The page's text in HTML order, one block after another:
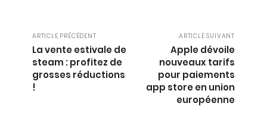
ARTICLE PRÉCÉDENT
La vente estivale de
steam : profitez de
grosses réductions
!
ARTICLE SUIVANT
Apple dévoile
nouveaux tarifs
pour paiements
app store en union
européenne